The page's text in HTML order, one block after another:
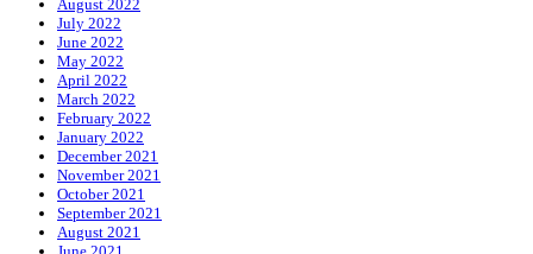
August 2022
July 2022
June 2022
May 2022
April 2022
March 2022
February 2022
January 2022
December 2021
November 2021
October 2021
September 2021
August 2021